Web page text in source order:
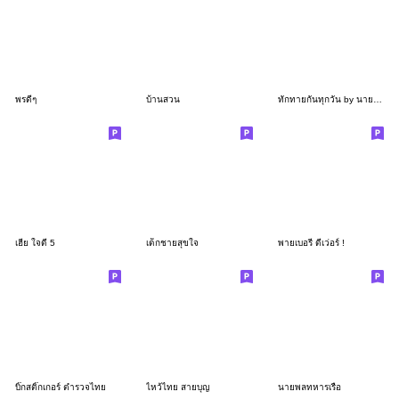
พรดีๆ บ้านสวน
เฮีย ใจดี 5 เด็กชายสุขใจ พายเบอรี่ ดีเว่อร์ !
บิ๊กสติ๊กเกอร์ ตำรวจไทย ไหว้ไทย สายบุญ นายพลทหารเรือ